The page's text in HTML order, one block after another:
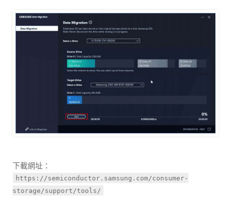
下載網址：
https://semiconductor.samsung.com/consumer-
storage/support/tools/